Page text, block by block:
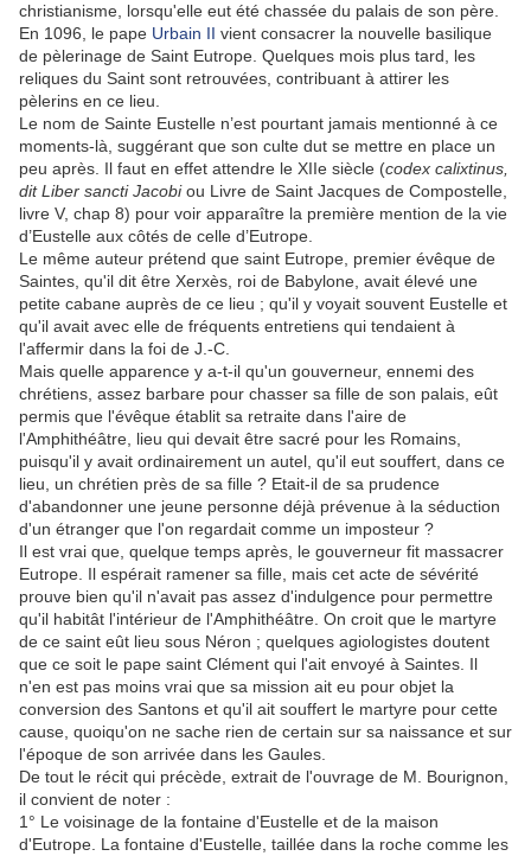
christianisme, lorsqu'elle eut été chassée du palais de son père.
En 1096, le pape Urbain II vient consacrer la nouvelle basilique
de pèlerinage de Saint Eutrope. Quelques mois plus tard, les
reliques du Saint sont retrouvées, contribuant à attirer les
pèlerins en ce lieu.
Le nom de Sainte Eustelle n’est pourtant jamais mentionné à ce
moments-là, suggérant que son culte dut se mettre en place un
peu après. Il faut en effet attendre le XIIe siècle (codex calixtinus,
dit Liber sancti Jacobiou Livre de Saint Jacques de Compostelle,
livre V, chap 8) pour voir apparaître la première mention de la vie
d’Eustelle aux côtés de celle d’Eutrope.
Le même auteur prétend que saint Eutrope, premier évêque de
Saintes, qu'il dit être Xerxès, roi de Babylone, avait élevé une
petite cabane auprès de ce lieu ; qu'il y voyait souvent Eustelle et
qu'il avait avec elle de fréquents entretiens qui tendaient à
l'affermir dans la foi de J.-C.
Mais quelle apparence y a-t-il qu'un gouverneur, ennemi des
chrétiens, assez barbare pour chasser sa fille de son palais, eût
permis que l'évêque établit sa retraite dans l'aire de
l'Amphithéâtre, lieu qui devait être sacré pour les Romains,
puisqu'il y avait ordinairement un autel, qu'il eut souffert, dans ce
lieu, un chrétien près de sa fille ? Etait-il de sa prudence
d'abandonner une jeune personne déjà prévenue à la séduction
d'un étranger que l'on regardait comme un imposteur ?
Il est vrai que, quelque temps après, le gouverneur fit massacrer
Eutrope. Il espérait ramener sa fille, mais cet acte de sévérité
prouve bien qu'il n'avait pas assez d'indulgence pour permettre
qu'il habitât l'intérieur de l'Amphithéâtre. On croit que le martyre
de ce saint eût lieu sous Néron ; quelques agiologistes doutent
que ce soit le pape saint Clément qui l'ait envoyé à Saintes. Il
n'en est pas moins vrai que sa mission ait eu pour objet la
conversion des Santons et qu'il ait souffert le martyre pour cette
cause, quoiqu'on ne sache rien de certain sur sa naissance et sur
l'époque de son arrivée dans les Gaules.
De tout le récit qui précède, extrait de l'ouvrage de M. Bourignon,
il convient de noter :
1° Le voisinage de la fontaine d'Eustelle et de la maison
d'Eutrope. La fontaine d'Eustelle, taillée dans la roche comme les